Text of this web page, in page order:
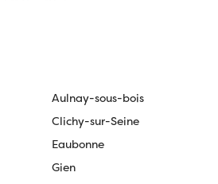
Aulnay-sous-bois
Clichy-sur-Seine
Eaubonne
Gien